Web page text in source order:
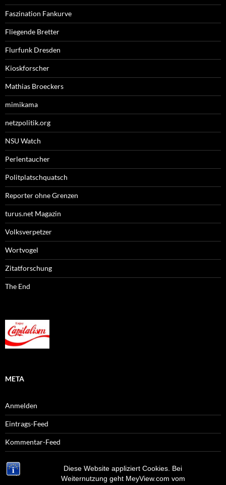
Diese Website appliziert Cookies. Bei
Weiternutzung geht MeyView.com vom
Faszination Fankurve
Fliegende Bretter
Flurfunk Dresden
Kioskforscher
Mathias Broeckers
mimikama
netzpolitik.org
NSU Watch
Perlentaucher
Politplatschquatsch
Reporter ohne Grenzen
turus.net Magazin
Volksverpetzer
Wortvogel
Zitatforschung
The End
META
Anmelden
Eintrags-Feed
Kommentar-Feed
WordPress.org